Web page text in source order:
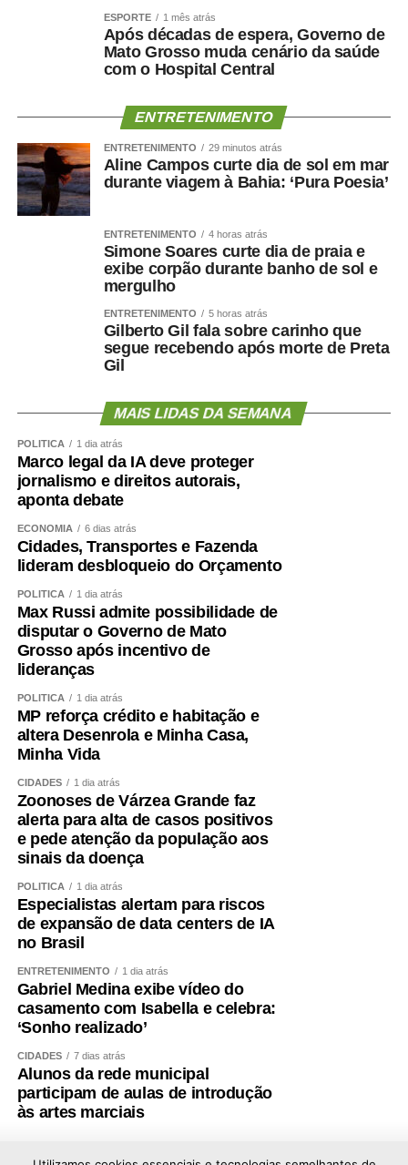
entanto, que é preciso discutir a ampliação do
atendimento infantil e também pensar a qualidade do
gasto, sem as limitações impostas pelo teto de gastos.
da educação de dentro do arcabouço fiscal — registrou
A advogada Marina Fragata Chicaro, representante da
Fundação Maria Cecília Souto Vidigal, ressaltou a
importância do investimento na educação infantil como
estratégia de construção do futuro de país. Ela lembrou
que, conforme amparo constitucional e legal, a criança
deve ser vista como prioridade absoluta. Assim, ponderou
a advogada, é preciso direcionar os recursos
orçamentários de forma mais “qualitativa e equitativa”.
— Há muito a fazer, mas temos avanços. E boa parte
feito — registrou Marina Chicaro.
Diretor de Monitoramento, Avaliação e Manutenção da
Educação Básica do Ministério da Educação, Valdoir
Pedro Wathier reconheceu que a questão das creches e
quantidade e a localização das creches até a qualidade
do ensino ofertado para as crianças.
Wathier afirmou que o Fundeb tem tido um crescimento
de 4% acima da inflação nos últimos anos — o que,
segundo ele, representaria uma evolução expressiva dos
valores direcionados à educação no Orçamento.
Controle
De acordo com o diretor de Controle Externo da
Malheiros da Franca Junior, houve um crescimento
significativo da educação dentro do Orçamento federal,
por conta de novas modalidades de financiamento.
qualidade do gasto público e pediu respaldo legal para
que esse tipo de fiscalização sobre os recursos da
educação seja ampliado. Ele também defendeu dar força
de lei a critérios que já estão presentes em portarias,
como medidas de transparência e acesso público a
dados orçamentários.
— Seria importante ter esse amparo em lei. O não acesso
aos dados termina inviabilizando o papel dos órgãos de
controle — registrou o diretor do TCU.
ESPORTE 1 mês atrás
Após décadas de espera, Governo de
Mato Grosso muda cenário da saúde
com o Hospital Central
ENTRETENIMENTO
ENTRETENIMENTO 29 minutos atrás
Aline Campos curte dia de sol em mar
durante viagem à Bahia: ‘Pura Poesia’
ENTRETENIMENTO 4 horas atrás
Simone Soares curte dia de praia e
exibe corpão durante banho de sol e
mergulho
ENTRETENIMENTO 5 horas atrás
Gilberto Gil fala sobre carinho que
segue recebendo após morte de Preta
Gil
MAIS LIDAS DA SEMANA
POLÍTICA 1 dia atrás
Marco legal da IA deve proteger
jornalismo e direitos autorais,
aponta debate
ECONOMIA 6 dias atrás
Cidades, Transportes e Fazenda
lideram desbloqueio do Orçamento
POLÍTICA 1 dia atrás
Max Russi admite possibilidade de
disputar o Governo de Mato
Grosso após incentivo de
lideranças
POLÍTICA 1 dia atrás
MP reforça crédito e habitação e
altera Desenrola e Minha Casa,
Minha Vida
CIDADES 1 dia atrás
Zoonoses de Várzea Grande faz
alerta para alta de casos positivos
e pede atenção da população aos
sinais da doença
POLÍTICA 1 dia atrás
Especialistas alertam para riscos
de expansão de data centers de IA
no Brasil
ENTRETENIMENTO 1 dia atrás
Gabriel Medina exibe vídeo do
casamento com Isabella e celebra:
‘Sonho realizado’
CIDADES 7 dias atrás
Alunos da rede municipal
participam de aulas de introdução
às artes marciais